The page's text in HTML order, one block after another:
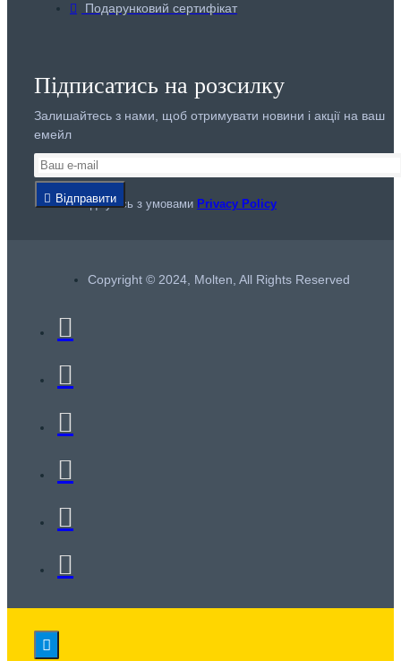
Подарунковий сертифікат
Підписатись на розсилку
Залишайтесь з нами, щоб отримувати новини і акції на ваш
емейл
Відправити
Я погоджуюсь з умовами Privacy Policy
Copyright © 2024, Molten, All Rights Reserved